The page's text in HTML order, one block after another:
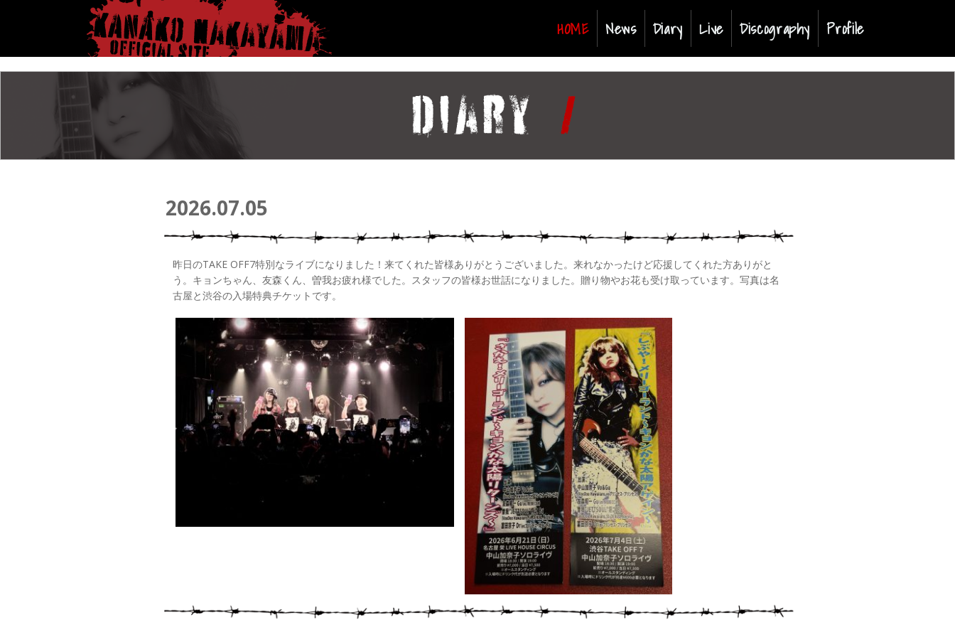
HOME(current)
News Diary Live Discography Profile
2026.07.05
昨日のTAKE OFF7特別なライブになりました！来てくれた皆様ありがとうございました。来れなかったけど応援してくれた方ありがと
う。キョンちゃん、友森くん、曽我お疲れ様でした。スタッフの皆様お世話になりました。贈り物やお花も受け取っています。写真は名
古屋と渋谷の入場特典チケットです。